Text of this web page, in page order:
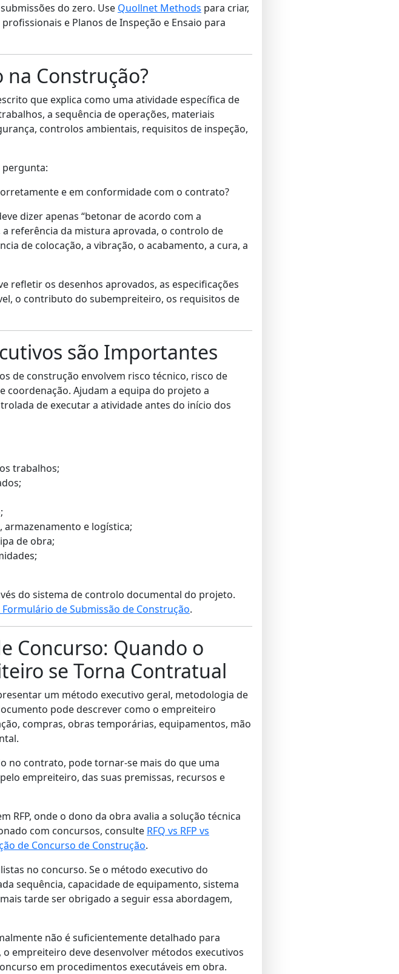
do zero. Use Quollnet Methods para criar,
e Planos de Inspeção e Ensaio para
Construção?
que explica como uma atividade específica de
a sequência de operações, materiais
controlos ambientais, requisitos de inspeção,
pergunta:
e em conformidade com o contrato?
dizer apenas “betonar de acordo com a
a referência da mistura aprovada, o controlo de
de colocação, a vibração, o acabamento, a cura, a
refletir os desenhos aprovados, as especificações
o contributo do subempreiteiro, os requisitos de
são Importantes
de construção envolvem risco técnico, risco de
coordenação. Ajudam a equipa do projeto a
de executar a atividade antes do início dos
trabalhos;
e logística;
de obra;
do sistema de controlo documental do projeto.
Formulário de Submissão de Construção.
Concurso: Quando o
se Torna Contratual
um método executivo geral, metodologia de
pode descrever como o empreiteiro
compras, obras temporárias, equipamentos, mão
no contrato, pode tornar-se mais do que uma
empreiteiro, das suas premissas, recursos e
RFP, onde o dono da obra avalia a solução técnica
com concursos, consulte RFQ vs RFP vs
de Concurso de Construção.
no concurso. Se o método executivo do
sequência, capacidade de equipamento, sistema
tarde ser obrigado a seguir essa abordagem,
não é suficientemente detalhado para
empreiteiro deve desenvolver métodos executivos
em procedimentos executáveis em obra.